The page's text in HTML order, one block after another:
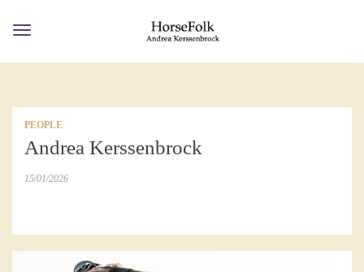
Toggle
PEOPLE
Andrea Kerssenbrock
15/01/2026